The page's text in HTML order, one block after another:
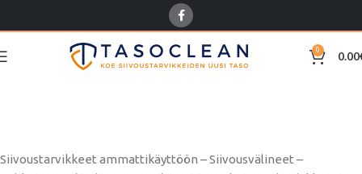
0 0.00
Siivoustarvikkeet ammattikäyttöön – Siivousvälineet –